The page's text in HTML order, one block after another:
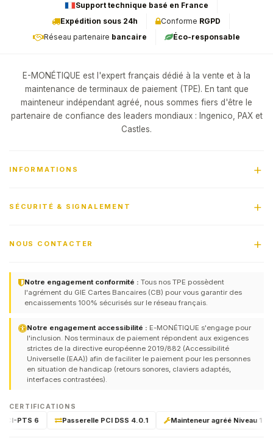
Support technique basé en France
Expédition sous 24h
Conforme RGPD
Réseau partenaire bancaire Éco-responsable
E-MONÉTIQUE est l'expert français dédié à la vente et à la
maintenance de terminaux de paiement (TPE). En tant que
mainteneur indépendant agréé, nous sommes fiers d'être le
partenaire de confiance des leaders mondiaux : Ingenico, PAX et
Castles.
INFORMATIONS
SÉCURITÉ & SIGNALEMENT
NOUS CONTACTER
Notre engagement conformité : Tous nos TPE possèdent
l'agrément du GIE Cartes Bancaires (CB) pour vous garantir des
encaissements 100% sécurisés sur le réseau français.
Notre engagement accessibilité : E-MONÉTIQUE s'engage pour
l'inclusion. Nos terminaux de paiement répondent aux exigences
strictes de la directive européenne 2019/882 (Accessibilité
Universelle (EAA)) afin de faciliter le paiement pour les personnes
en situation de handicap (retours sonores, claviers adaptés,
interfaces contrastées).
CERTIFICATIONS
PTS 6 Passerelle PCI DSS 4.0.1 Mainteneur agréé Niveau 1 & 2